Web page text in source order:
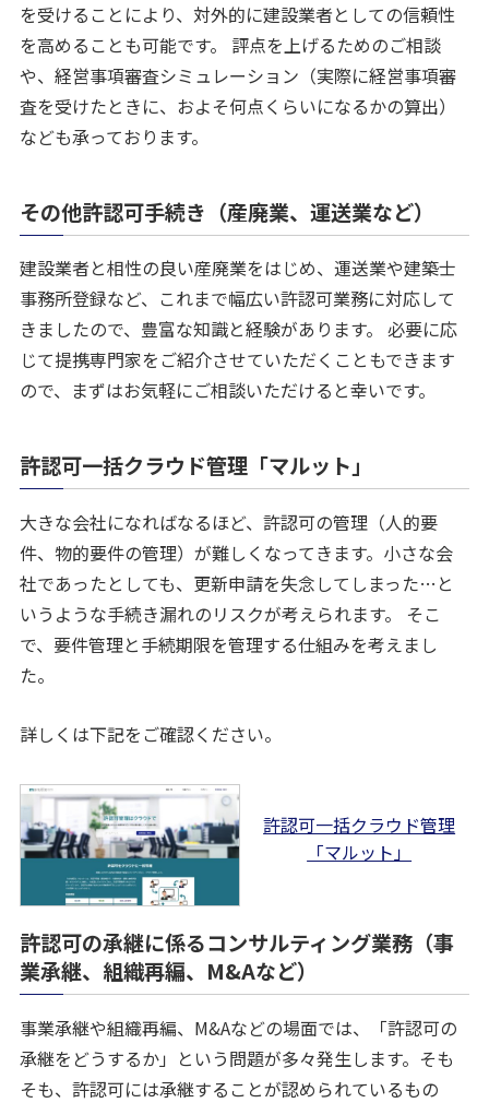
を受けることにより、対外的に建設業者としての信頼性
を高めることも可能です。 評点を上げるためのご相談
や、経営事項審査シミュレーション（実際に経営事項審
査を受けたときに、およそ何点くらいになるかの算出）
なども承っております。
その他許認可手続き（産廃業、運送業など）
建設業者と相性の良い産廃業をはじめ、運送業や建築士
事務所登録など、これまで幅広い許認可業務に対応して
きましたので、豊富な知識と経験があります。 必要に応
じて提携専門家をご紹介させていただくこともできます
ので、まずはお気軽にご相談いただけると幸いです。
許認可一括クラウド管理「マルット」
大きな会社になればなるほど、許認可の管理（人的要
件、物的要件の管理）が難しくなってきます。小さな会
社であったとしても、更新申請を失念してしまった…と
いうような手続き漏れのリスクが考えられます。 そこ
で、要件管理と手続期限を管理する仕組みを考えまし
た。
詳しくは下記をご確認ください。
許認可一括クラウド管理
「マルット」
許認可の承継に係るコンサルティング業務（事
業承継、組織再編、M&Aなど）
事業承継や組織再編、M&Aなどの場面では、「許認可の
承継をどうするか」という問題が多々発生します。そも
そも、許認可には承継することが認められているもの